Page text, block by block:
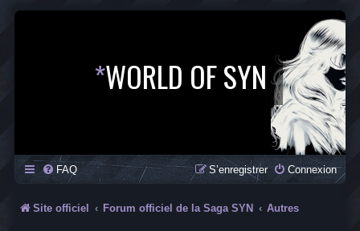
*WORLD OF SYN
FAQ Connexion
S’enregistrer
Site officiel Forum officiel de la Saga SYN Autres